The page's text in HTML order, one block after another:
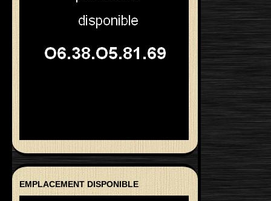
EMPLACEMENT DISPONIBLE